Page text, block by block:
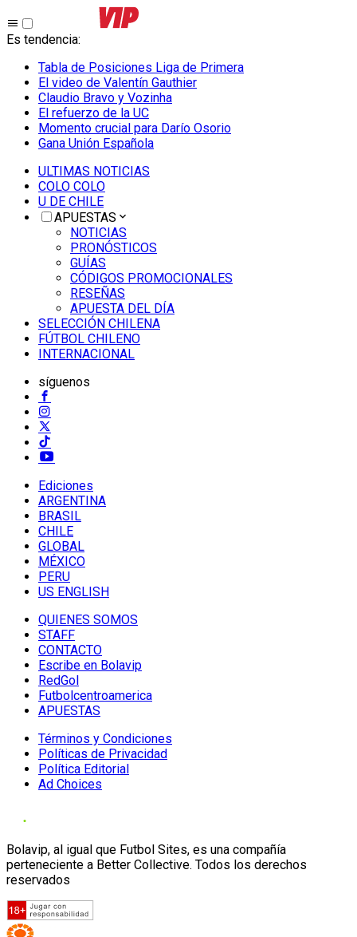
Es tendencia:
Tabla de Posiciones Liga de Primera
El video de Valentín Gauthier
Claudio Bravo y Vozinha
El refuerzo de la UC
Momento crucial para Darío Osorio
Gana Unión Española
ULTIMAS NOTICIAS
COLO COLO
U DE CHILE
APUESTAS
NOTICIAS
PRONÓSTICOS
GUÍAS
CÓDIGOS PROMOCIONALES
RESEÑAS
APUESTA DEL DÍA
SELECCIÓN CHILENA
FÚTBOL CHILENO
INTERNACIONAL
síguenos
Ediciones
ARGENTINA
BRASIL
CHILE
GLOBAL
MÉXICO
PERU
US ENGLISH
QUIENES SOMOS
STAFF
CONTACTO
Escribe en Bolavip
RedGol
Futbolcentroamerica
APUESTAS
Términos y Condiciones
Políticas de Privacidad
Política Editorial
Ad Choices
Bolavip, al igual que Futbol Sites, es una compañía
perteneciente a Better Collective. Todos los derechos
reservados